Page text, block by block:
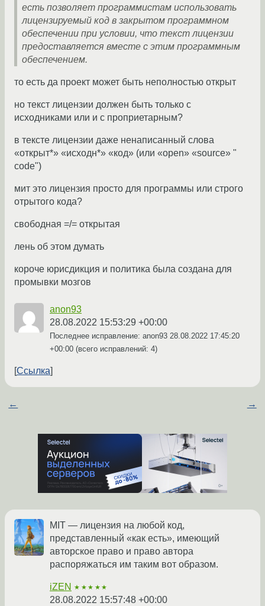
есть позволяет программистам использовать
лицензируемый код в закрытом программном
обеспечении при условии, что текст лицензии
предоставляется вместе с этим программным
обеспечением.
то есть да проект может быть неполностью открыт
но текст лицензии должен быть только с
исходниками или и с проприетарным?
в тексте лицензии даже ненаписанный слова
«открыт*» «исходн*» «код» (или «open» «source» "
code")
мит это лицензия просто для программы или строго
отрытого кода?
свободная =/= открытая
лень об этом думать
короче юрисдикция и политика была создана для
промывки мозгов
anon93
28.08.2022 15:53:29 +00:00
Последнее исправление: anon93 28.08.2022 17:45:20
+00:00 (всего исправлений: 4)
Ссылка
← →
MIT — лицензия на любой код,
представленный «как есть», имеющий
авторское право и право автора
распоряжаться им таким вот образом.
iZEN ★★★★★
28.08.2022 15:57:48 +00:00